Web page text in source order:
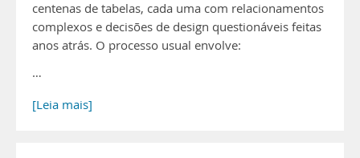
centenas de tabelas, cada uma com relacionamentos
complexos e decisões de design questionáveis feitas
anos atrás. O processo usual envolve:
…
[Leia mais]